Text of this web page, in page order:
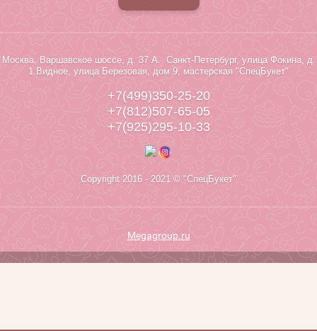
Москва, Варшавское шоссе, д. 37 А. Санкт-Петербург, улица Фокина, д.
1 Видное, улица Березовая, дом 9, мастерская "СпецБукет"
+7(499)350-25-20
+7(812)507-65-05
+7(925)295-10-33
Copyright 2016 - 2021 © "СпецБукет"
Megagroup.ru